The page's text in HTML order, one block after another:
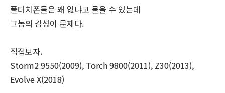
풀터치폰들은 왜 없냐고 물을 수 있는데
그놈의 감성이 문제다.
직접보자.
Storm2 9550(2009), Torch 9800(2011), Z30(2013),
Evolve X(2018)